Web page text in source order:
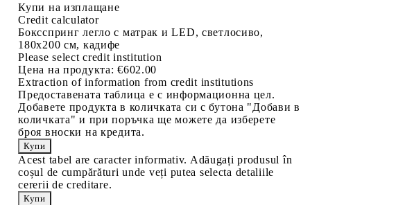
Купи на изплащане
Credit calculator
Боксспринг легло с матрак и LED, светлосиво,
180x200 см, кадифе
Please select credit institution
Цена на продукта: €602.00
Extraction of information from credit institutions
Предоставената таблица е с информационна цел.
Добавете продукта в количката си с бутона "Добави в
количката" и при поръчка ще можете да изберете
броя вноски на кредита.
Acest tabel are caracter informativ. Adăugați produsul în
coșul de cumpărături unde veți putea selecta detaliile
cererii de creditare.